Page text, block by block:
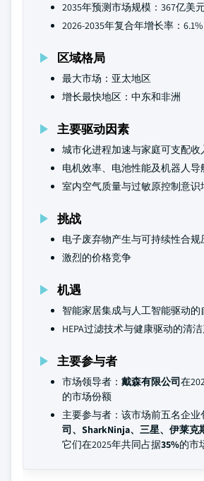
2035年预测市场规模：367亿美
2026-2035年复合年增长率：6.1%
区域格局
最大市场：亚太地区
增长最快地区：中东和非洲
主要驱动因素
城市化进程加速与家庭可支配收
电机效率、电池性能及机器人导
室内空气质量与过敏原控制意识
挑战
电子废弃物产生与可持续性合规
激烈的价格竞争
机遇
智能家居集成与人工智能驱动的
HEPA过滤技术与健康驱动的清
主要参与者
市场领导者： 戴森有限公司在
的市场份额
主要参与者：该市场前五名企业
司、SharkNinja、三星、伊莱克
它们在2025年共同占据35%的市